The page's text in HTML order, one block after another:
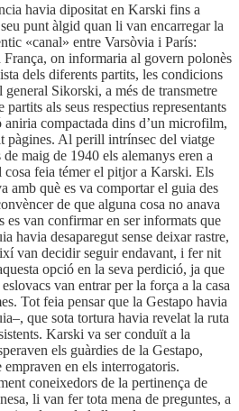
havia dipositat en Karski fins a
punt àlgid quan li van encarregar la
«canal» entre Varsòvia i París:
on informaria al govern polonès
dels diferents partits, les condicions
Sikorski, a més de transmetre
partits als seus respectius representants
compactada dins d’un microfilm,
pàgines. Al perill intrínsec del viatge
maig de 1940 els alemanys eren a
cosa feia témer el pitjor a Karski. Els
amb què es va comportar el guia des
de que alguna cosa no anava
es van confirmar en ser informats que
havia desaparegut sense deixar rastre,
van decidir seguir endavant, i fer nit
opció en la seva perdició, ja que
van entrar per la força a la casa
Tot feia pensar que la Gestapo havia
que sota tortura havia revelat la ruta
Karski va ser conduït a la
els guàrdies de la Gestapo,
en els interrogatoris.
coneixedors de la pertinença de
li van fer tota mena de preguntes, a